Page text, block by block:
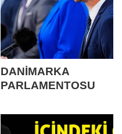
DANİMARKA
PARLAMENTOSU
YAKILMASINI
YASAKLADI